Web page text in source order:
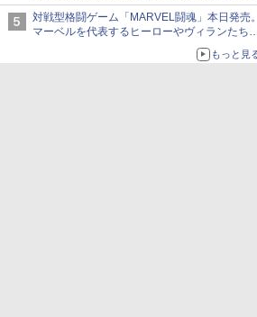
本日発売
アイスカップに入ったスライムやわたぼう、ベ
ビーサタンなどがオリジナルアートで登場
対戦型格闘ゲーム「MARVEL闘魂」本日発売。
マーベルを代表するヒーローやヴィランたち
「GUILTY GEAR」などの格ゲーを手掛けるア
もっと見